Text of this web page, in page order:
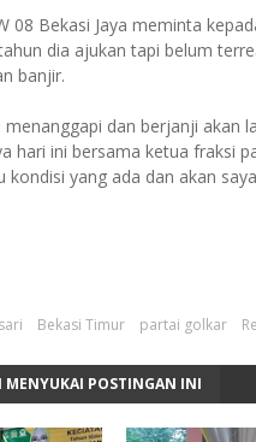
08 Bekasi Jaya meminta
dia ajukan tapi belum
banjir.
menanggapi dan berjanji akan
hari ini bersama ketua fraksi
kondisi yang ada dan akan
Bekasi Timur partai golkar
POSTINGAN INI